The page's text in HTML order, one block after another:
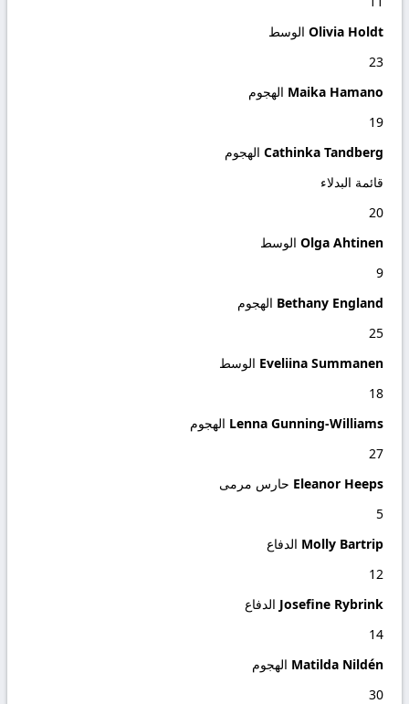
Olivia Holdt الوسط
23
Maika Hamano الهجوم
19
Cathinka Tandberg الهجوم
قائمة البدلاء
20
Olga Ahtinen الوسط
9
Bethany England الهجوم
25
Eveliina Summanen الوسط
18
Lenna Gunning-Williams الهجوم
27
Eleanor Heeps حارس مرمى
5
Molly Bartrip الدفاع
12
Josefine Rybrink الدفاع
14
Matilda Nildén الهجوم
30